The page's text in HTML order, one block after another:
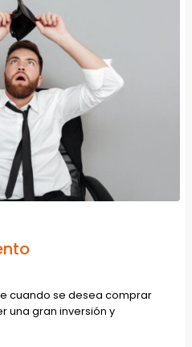
cuando se desea comprar
una gran inversión y